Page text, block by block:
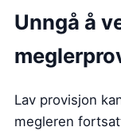
Unngå å
Lav provisjon
megleren